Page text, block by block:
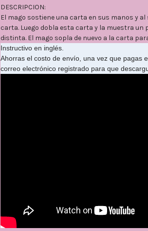
DESCRIPCION:
El mago sostiene una carta en sus manos y
carta. Luego dobla esta carta y la muestra
distinta. El mago sopla de nuevo a la carta
Instructivo en inglés.
Ahorras el costo de envío, una vez que pagas
correo electrónico registrado para que